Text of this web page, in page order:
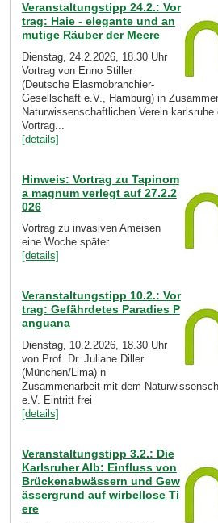
Veranstaltungstipp 24.2.: Vor
trag: Haie - elegante und an
mutige Räuber der Meere
Dienstag, 24.2.2026, 18.30 Uhr
Vortrag von Enno Stiller
(Deutsche Elasmobranchier-
Gesellschaft e.V., Hamburg) in
Naturwissenschaftlichen Verein
Vortrag...
[details]
Hinweis: Vortrag zu Tapinom
a magnum verlegt auf 27.2.2
026
Vortrag zu invasiven Ameisen
eine Woche später
[details]
Veranstaltungstipp 10.2.: Vor
trag: Gefährdetes Paradies P
anguana
Dienstag, 10.2.2026, 18.30 Uhr
von Prof. Dr. Juliane Diller
(München/Lima) n
Zusammenarbeit mit dem
e.V. Eintritt frei
[details]
Veranstaltungstipp 3.2.: Die
Karlsruher Alb: Einfluss von
Brückenabwässern und Gew
ässergrund auf wirbellose Ti
ere